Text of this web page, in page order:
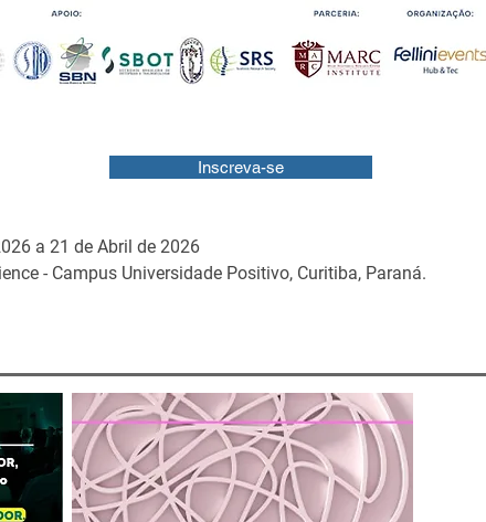
Inscreva-se
a 21 de Abril de 2026
- Campus Universidade Positivo, Curitiba, Paraná.